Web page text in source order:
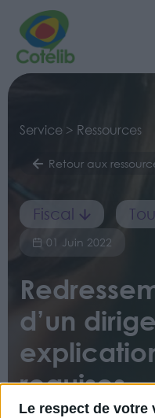
Le respect de votre
Service > Ressources
Retour aux
Fiscal
01 Juin 2022
d’un
requises